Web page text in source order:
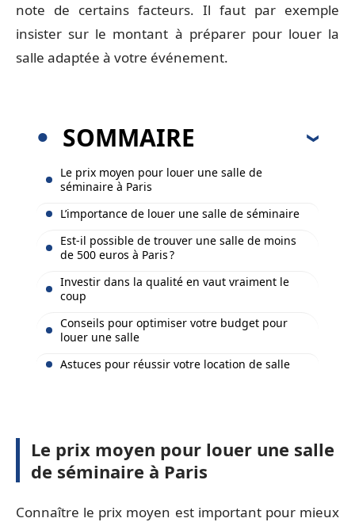
note de certains facteurs. Il faut par exemple
insister sur le montant à préparer pour louer la
salle adaptée à votre événement.
SOMMAIRE
Le prix moyen pour louer une salle de
séminaire à Paris
L’importance de louer une salle de séminaire
Est-il possible de trouver une salle de moins
de 500 euros à Paris ?
Investir dans la qualité en vaut vraiment le
coup
Conseils pour optimiser votre budget pour
louer une salle
Astuces pour réussir votre location de salle
Le prix moyen pour louer une salle
de séminaire à Paris
Connaître le prix moyen est important pour mieux